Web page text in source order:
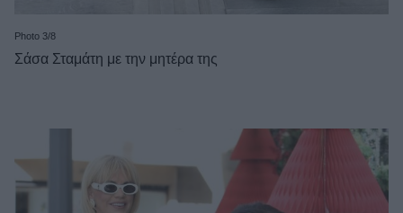
Photo 3/8
Σάσα Σταμάτη με την μητέρα της